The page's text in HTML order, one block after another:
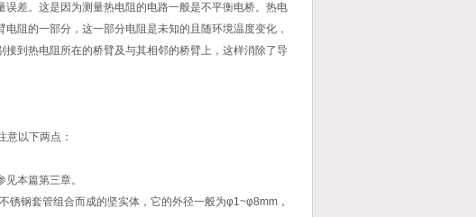
差。这是因为测量热电阻的电路一般是不平衡电桥。热电
阻的一部分，这一部分电阻是未知的且随环境温度变化，
到热电阻所在的桥臂及与其相邻的桥臂上，这样消除了导
意以下两点：
本篇第三章。
锈钢套管组合而成的坚实体，它的外径一般为φ1~φ8mm，